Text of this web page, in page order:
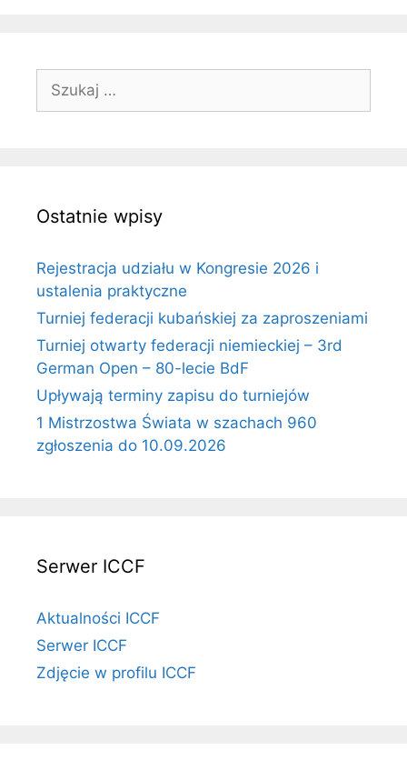
Szukaj:
Ostatnie wpisy
Rejestracja udziału w Kongresie 2026 i
ustalenia praktyczne
Turniej federacji kubańskiej za zaproszeniami
Turniej otwarty federacji niemieckiej – 3rd
German Open – 80-lecie BdF
Upływają terminy zapisu do turniejów
1 Mistrzostwa Świata w szachach 960
zgłoszenia do 10.09.2026
Serwer ICCF
Aktualności ICCF
Serwer ICCF
Zdjęcie w profilu ICCF